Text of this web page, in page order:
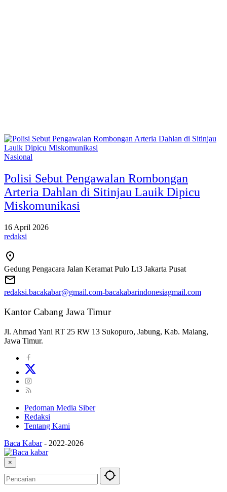
Nasional
Polisi Sebut Pengawalan Rombongan
Arteria Dahlan di Sitinjau Lauik Dipicu
Miskomunikasi
16 April 2026
redaksi
Gedung Pengacara Jalan Keramat Pulo Lt3 Jakarta Pusat
redaksi.bacakabar@gmail.com-bacakabarindonesiagmail.com
Kantor Cabang Jawa Timur
Jl. Ahmad Yani RT 25 RW 13 Sukopuro, Jabung, Kab. Malang,
Jawa Timur.
Pedoman Media Siber
Redaksi
Tentang Kami
Baca Kabar - 2022-2026
×